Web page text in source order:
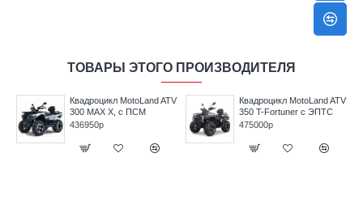
ТОВАРЫ ЭТОГО ПРОИЗВОДИТЕЛЯ
Квадроцикл MotoLand ATV
300 MAX X, с ПСМ
436950р
Квадроцикл MotoLand ATV
350 T-Fortuner с ЭПТС
475000р